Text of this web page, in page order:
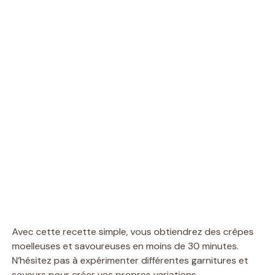
Avec cette recette simple, vous obtiendrez des crêpes
moelleuses et savoureuses en moins de 30 minutes.
N’hésitez pas à expérimenter différentes garnitures et